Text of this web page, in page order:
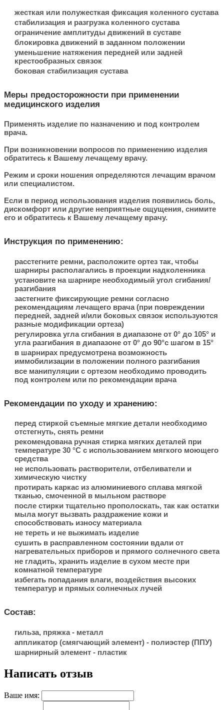
жесткая или полужесткая фиксация коленного сустава
стабилизация и разгрузка коленного сустава
ограничение амплитуды движений в суставе
блокировка движений в заданном положении
уменьшение натяжения передней или задней
крестообразных связок
боковая стабилизация сустава
Меры предосторожности при применении
медицинского изделия
Применять изделие по назначению и под контролем
врача.
При возникновении вопросов по применению изделия
обратитесь к Вашему лечащему врачу.
Режим и сроки ношения определяются лечащим врачом
или специалистом.
Если в период использования изделия появились боль,
дискомфорт или другие неприятные ощущения, снимите
его и обратитесь к Вашему лечащему врачу.
Инструкция по применению:
расстегните ремни, расположите ортез так, чтобы
шарниры располагались в проекции надколенника
установите на шарнире необходимый угол сгибания/
разгибания
застегните фиксирующие ремни согласно
рекомендациям лечащего врача (при повреждении
передней, задней и/или боковых связок используются
разные модификации ортеза)
регулировка угла сгибания в диапазоне от 0° до 105° и
угла разгибания в диапазоне от 0° до 90°с шагом в 15°
в шарнирах предусмотрена возможность
иммобилизации в положении полного разгибания
все манипуляции с ортезом необходимо проводить
под контролем или по рекомендации врача
Рекомендации по уходу и хранению:
перед стиркой съемные мягкие детали необходимо
отстегнуть, снять ремни
рекомендована ручная стирка мягких деталей при
температуре 30 °С с использованием мягкого моющего
средства
не использовать растворители, отбеливатели и
химическую чистку
протирать каркас из алюминиевого сплава мягкой
тканью, смоченной в мыльном растворе
после стирки тщательно прополоскать, так как остатки
мыла могут вызвать раздражение кожи и
способствовать износу материала
не тереть и не выжимать изделие
сушить в расправленном состоянии вдали от
нагревательных приборов и прямого солнечного света
не гладить, хранить изделие в сухом месте при
комнатной температуре
избегать попадания влаги, воздействия высоких
температур и прямых солнечных лучей
Состав:
гильза, пряжка - металл
аппликатор (смягчающий элемент) - полиэстер (ППУ)
шарнирный элемент - пластик
Написать отзыв
Ваше имя: